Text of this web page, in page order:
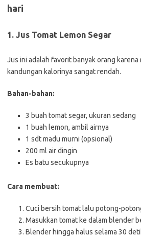
hari
1. Jus Tomat Lemon Segar
Jus ini adalah favorit banyak orang karena
kandungan kalorinya sangat rendah.
Bahan-bahan:
3 buah tomat segar, ukuran sedang
1 buah lemon, ambil airnya
1 sdt madu murni (opsional)
200 ml air dingin
Es batu secukupnya
Cara membuat:
Cuci bersih tomat lalu potong-
Masukkan tomat ke dalam blender
Blender hingga halus selama 30